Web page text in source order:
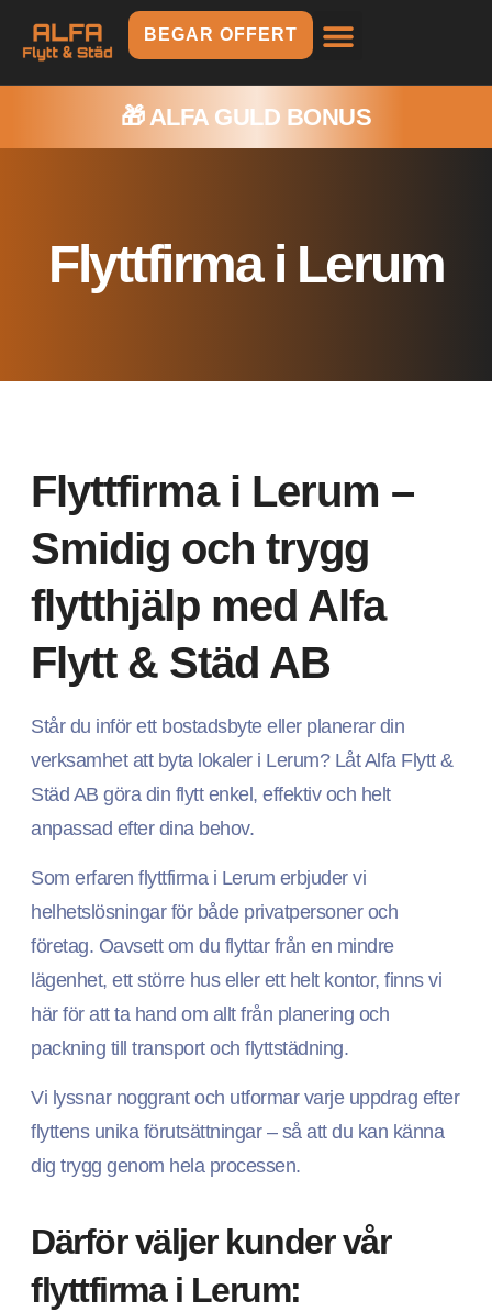
BEGAR OFFERT
🎁 ALFA GULD BONUS
Flyttfirma i Lerum
Flyttfirma i Lerum –
Smidig och trygg
flytthjälp med Alfa
Flytt & Städ AB
Står du inför ett bostadsbyte eller planerar din
verksamhet att byta lokaler i Lerum? Låt Alfa Flytt &
Städ AB göra din flytt enkel, effektiv och helt
anpassad efter dina behov.
Som erfaren flyttfirma i Lerum erbjuder vi
helhetslösningar för både privatpersoner och
företag. Oavsett om du flyttar från en mindre
lägenhet, ett större hus eller ett helt kontor, finns vi
här för att ta hand om allt från planering och
packning till transport och flyttstädning.
Vi lyssnar noggrant och utformar varje uppdrag efter
flyttens unika förutsättningar – så att du kan känna
dig trygg genom hela processen.
Därför väljer kunder vår
flyttfirma i Lerum: